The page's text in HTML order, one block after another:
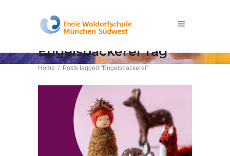
Engelsbäckerei Tag
Home / Posts tagged "Engelsbäckerei"